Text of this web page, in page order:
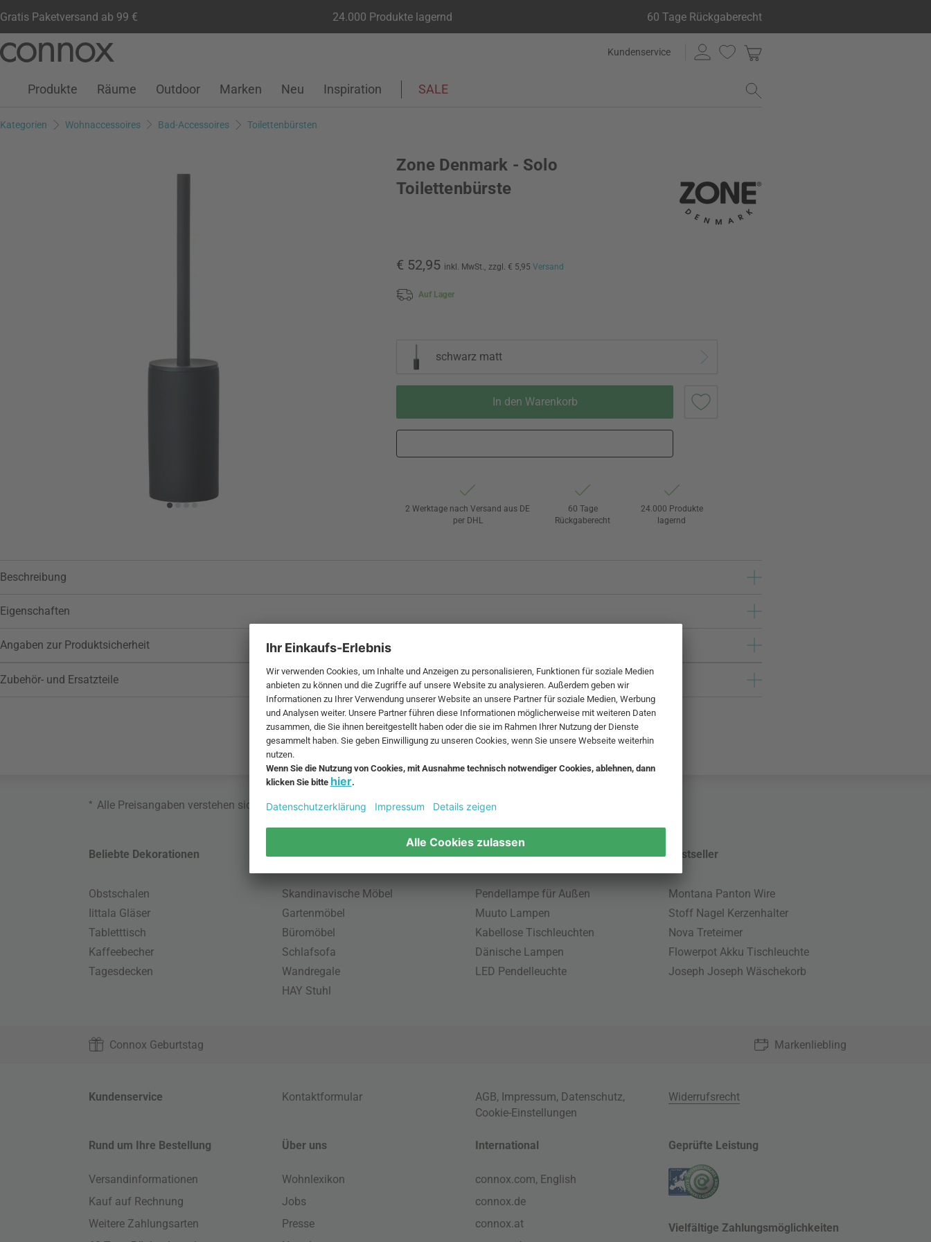
Gratis Paketversand ab 99 € 24.000 Produkte lagernd 60 Tage Rückgaberecht
Seiteninhalt
Suchfeld
Kundenservice
Kundenkonto
Wunschliste
Warenkorb
Produkte Räume Outdoor Marken Neu Inspiration SALE
Kategorien Wohnaccessoires Bad-Accessoires Toilettenbürsten
Zone Denmark - Solo
Toilettenbürste
€ 52,95 inkl. MwSt., zzgl. € 5,95 Versand
Auf Lager
schwarz matt
In den Warenkorb
2 Werktage nach Versand aus DE
per DHL
60 Tage
Rückgaberecht
24.000 Produkte
lagernd
Beschreibung
Eigenschaften
Angaben zur Produktsicherheit
Zubehör- und Ersatzteile
* Alle Preisangaben verstehen sich inklusive MwSt. und zzgl.Versandkosten.
Beliebte Dekorationen
Obstschalen
Iittala Gläser
Tabletttisch
Kaffeebecher
Tagesdecken
Beliebte Möbel
Skandinavische Möbel
Gartenmöbel
Büromöbel
Schlafsofa
Wandregale
HAY Stuhl
Beliebte Leuchten
Pendellampe für Außen
Muuto Lampen
Kabellose Tischleuchten
Dänische Lampen
LED Pendelleuchte
Bestseller
Montana Panton Wire
Stoff Nagel Kerzenhalter
Nova Treteimer
Flowerpot Akku Tischleuchte
Joseph Joseph Wäschekorb
Connox Geburtstag Markenliebling
Kundenservice Kontaktformular AGB, Impressum, Datenschutz,
Cookie-Einstellungen
Widerrufsrecht
Rund um Ihre Bestellung
Versandinformationen
Kauf auf Rechnung
Weitere Zahlungsarten
Über uns
Wohnlexikon
Jobs
Presse
International
connox.com, English
connox.de
connox.at
Geprüfte Leistung
Vielfältige Zahlungsmöglichkeiten